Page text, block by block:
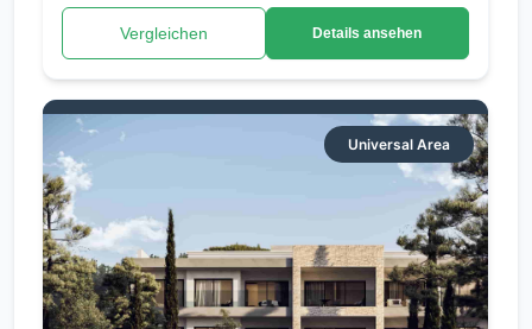
Vergleichen Details ansehen
Universal Area